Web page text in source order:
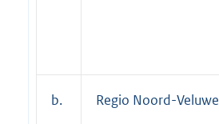
b. Regio Noord-Veluwe